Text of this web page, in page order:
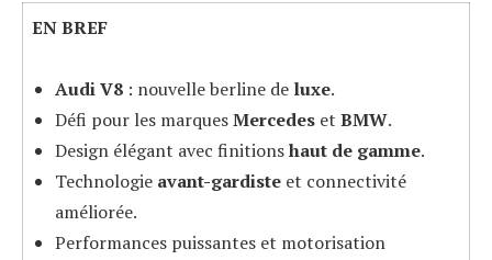
EN BREF
Audi V8: nouvelle berline de luxe.
Défi pour les marquesMercedeset BMW.
Design élégant avec finitionshaut de gamme.
Technologie avant-gardisteet connectivité
améliorée.
Performances puissantes et motorisation